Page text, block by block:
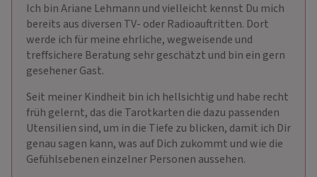
Ich bin Ariane Lehmann und vielleicht kennst Du mich
bereits aus diversen TV- oder Radioauftritten. Dort
werde ich für meine ehrliche, wegweisende und
treffsichere Beratung sehr geschätzt und bin ein gern
gesehener Gast.
Seit meiner Kindheit bin ich hellsichtig und habe recht
früh gelernt, das die Tarotkarten die dazu passenden
Utensilien sind, um in die Tiefe zu blicken, damit ich Dir
genau sagen kann, was auf Dich zukommt und wie die
Gefühlsebenen einzelner Personen aussehen.